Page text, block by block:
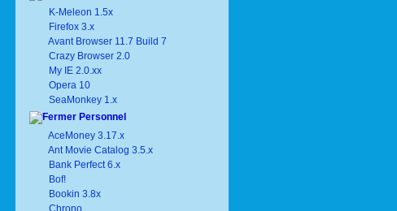
K-Meleon 1.5x
Firefox 3.x
Avant Browser 11.7 Build 7
Crazy Browser 2.0
My IE 2.0.xx
Opera 10
SeaMonkey 1.x
Personnel
AceMoney 3.17.x
Ant Movie Catalog 3.5.x
Bank Perfect 6.x
Bof!
Bookin 3.8x
Chrono